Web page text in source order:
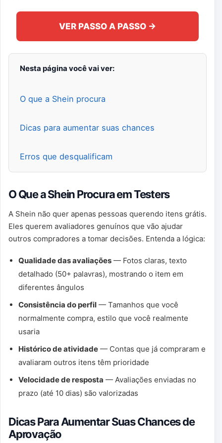
VER PASSO A PASSO →
Nesta página você vai ver:
O que a Shein procura
Dicas para aumentar suas chances
Erros que desqualificam
O Que a Shein Procura em Testers
A Shein não quer apenas pessoas querendo itens grátis.
Eles querem avaliadores genuínos que vão ajudar
outros compradores a tomar decisões. Entenda a lógica:
Qualidade das avaliações — Fotos claras, texto
detalhado (50+ palavras), mostrando o item em
diferentes ângulos
Consistência do perfil — Tamanhos que você
normalmente compra, estilo que você realmente
usaria
Histórico de atividade — Contas que já compraram e
avaliaram outros itens têm prioridade
Velocidade de resposta — Avaliações enviadas no
prazo (até 10 dias) são valorizadas
Dicas Para Aumentar Suas Chances de
Aprovação